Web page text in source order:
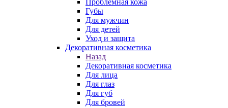
Проблемная кожа
Губы
Для мужчин
Для детей
Уход и защита
Декоративная косметика
Назад
Декоративная косметика
Для лица
Для глаз
Для губ
Для бровей